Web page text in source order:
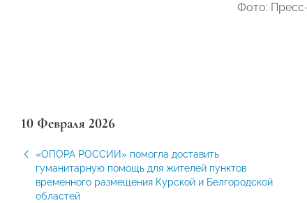
Фото:
10 Февраля 2026
«ОПОРА РОССИИ» помогла доставить
гуманитарную помощь для жителей пунктов
временного размещения Курской и Белгородской
областей